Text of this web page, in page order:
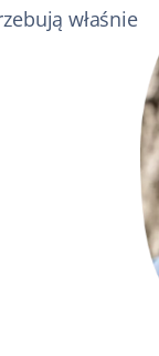
właśnie